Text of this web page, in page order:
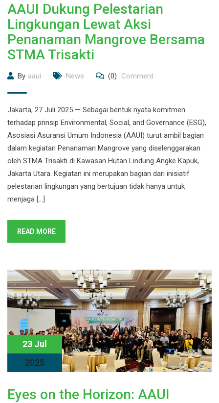
AAUI Dukung Pelestarian
Lingkungan Lewat Aksi
Penanaman Mangrove Bersama
STMA Trisakti
By aaui News (0) Comment
Jakarta, 27 Juli 2025 — Sebagai bentuk nyata komitmen
terhadap prinsip Environmental, Social, and Governance (ESG),
Asosiasi Asuransi Umum Indonesia (AAUI) turut ambil bagian
dalam kegiatan Penanaman Mangrove yang diselenggarakan
oleh STMA Trisakti di Kawasan Hutan Lindung Angke Kapuk,
Jakarta Utara. Kegiatan ini merupakan bagian dari inisiatif
pelestarian lingkungan yang bertujuan tidak hanya untuk
menjaga […]
READ MORE
23 Jul
2025
Eyes on the Horizon: AAUI